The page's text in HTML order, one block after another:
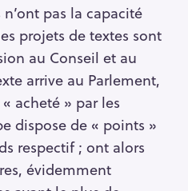
pas la capacité
projets de textes sont
au Conseil et au
arrive au Parlement,
acheté » par les
dispose de « points »
respectif ; ont alors
évidemment